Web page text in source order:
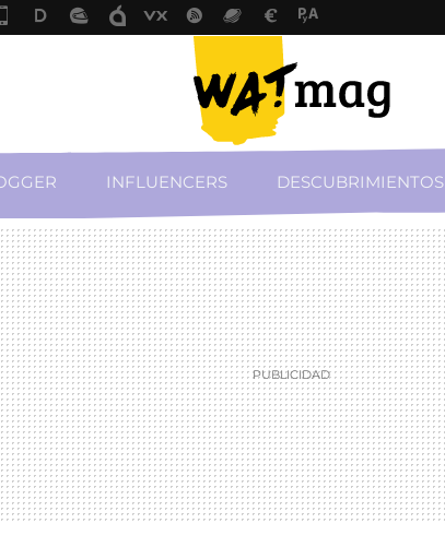
INFLUENCERS DESCUBRIMIENTOS